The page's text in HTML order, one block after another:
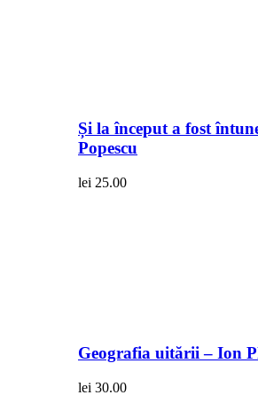
Și la început a fost
Popescu
lei 25.00
Geografia uitării – Ion
lei 30.00